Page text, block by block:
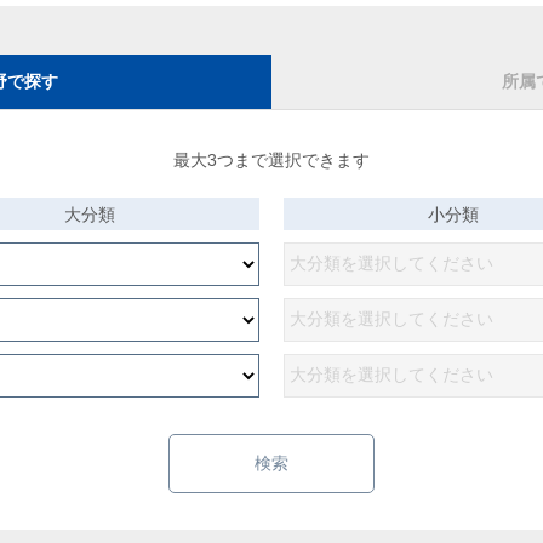
で探す 所属
最大3つまで選択できます
大分類 小分類
検索